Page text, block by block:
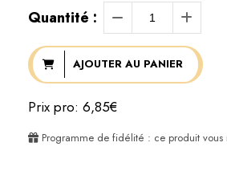
Quantité :
AJOUTER AU PANIER
Prix pro: 6,85€
Programme de fidélité : ce produit vous